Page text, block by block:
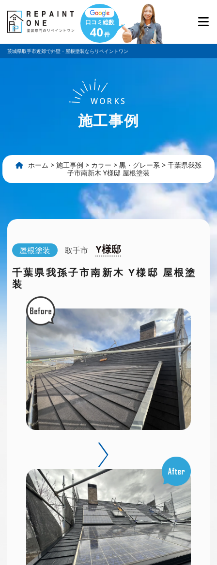
口コミ総数
40 件
茨城県取手市近郊で外壁・屋根塗装ならリペイントワン
WORKS
施工事例
ホーム > 施工事例 > カラー > 黒・グレー系 > 千葉県我孫
子市南新木 Y様邸 屋根塗装
屋根塗装 取手市
Y様邸
千葉県我孫子市南新木 Y様邸 屋根塗
装